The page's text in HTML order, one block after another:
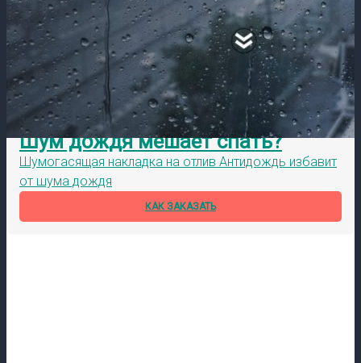
Шум дождя мешает спать?
Шумогасящая накладка на отлив Антидождь избавит
от шума дождя
КАК ЗАКАЗАТЬ